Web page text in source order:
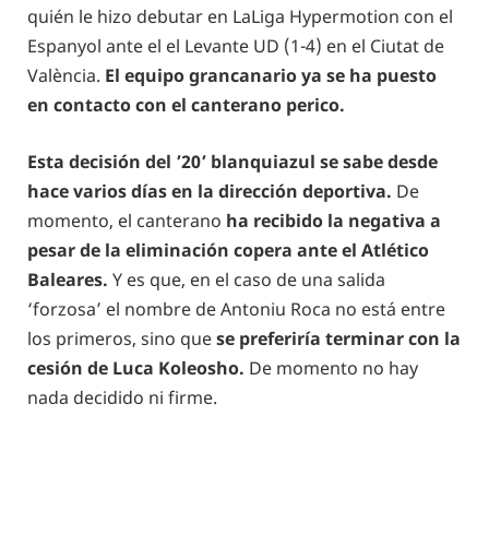
quién le hizo debutar en LaLiga Hypermotion con el
Espanyol ante el el Levante UD (1-4) en el Ciutat de
València. El equipo grancanario ya se ha puesto
en contacto con el canterano perico.
Esta decisión del ’20’ blanquiazul se sabe desde
hace varios días en la dirección deportiva. De
momento, el canterano ha recibido la negativa a
pesar de la eliminación copera ante el Atlético
Baleares. Y es que, en el caso de una salida
‘forzosa’ el nombre de Antoniu Roca no está entre
los primeros, sino quese preferiría terminar con la
cesión de Luca Koleosho. De momento no hay
nada decidido ni firme.